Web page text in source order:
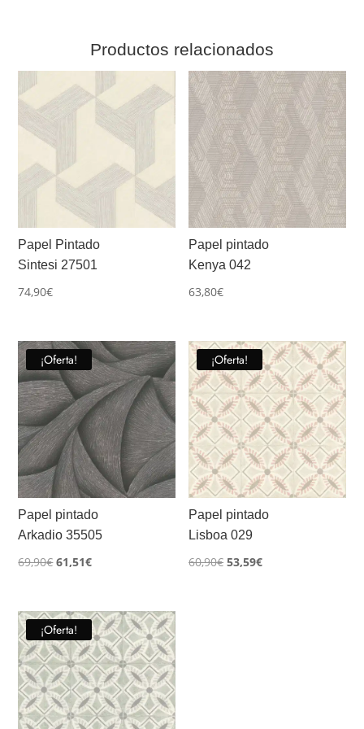
Productos relacionados
Papel Pintado
Sintesi 27501
74,90€
Papel pintado
Kenya 042
63,80€
¡Oferta!
Papel pintado
Arkadio 35505
69,90€El
era:
69,90€.
61,51€El
es:
61,51€.
¡Oferta!
Papel pintado
Lisboa 029
60,90€ El
53,59€El
¡Oferta!